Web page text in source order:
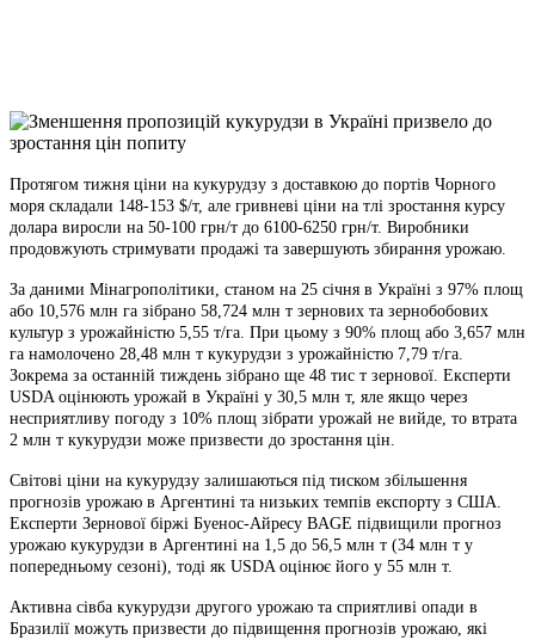
Link
Print
Протягом тижня ціни на кукурудзу з доставкою до портів Чорного
моря складали 148-153 $/т, але гривневі ціни на тлі зростання курсу
долара виросли на 50-100 грн/т до 6100-6250 грн/т. Виробники
продовжують стримувати продажі та завершують збирання урожаю.
За даними Мінагрополітики, станом на 25 січня в Україні з 97% площ
або 10,576 млн га зібрано 58,724 млн т зернових та зернобобових
культур з урожайністю 5,55 т/га. При цьому з 90% площ або 3,657 млн
га намолочено 28,48 млн т кукурудзи з урожайністю 7,79 т/га.
Зокрема за останній тиждень зібрано ще 48 тис т зернової. Експерти
USDA оцінюють урожай в Україні у 30,5 млн т, яле якщо через
несприятливу погоду з 10% площ зібрати урожай не вийде, то втрата
2 млн т кукурудзи може призвести до зростання цін.
Світові ціни на кукурудзу залишаються під тиском збільшення
прогнозів урожаю в Аргентині та низьких темпів експорту з США.
Експерти Зернової біржі Буенос-Айресу BAGE підвищили прогноз
урожаю кукурудзи в Аргентині на 1,5 до 56,5 млн т (34 млн т у
попередньому сезоні), тоді як USDA оцінює його у 55 млн т.
Активна сівба кукурудзи другого урожаю та сприятливі опади в
Бразилії можуть призвести до підвищення прогнозів урожаю, які